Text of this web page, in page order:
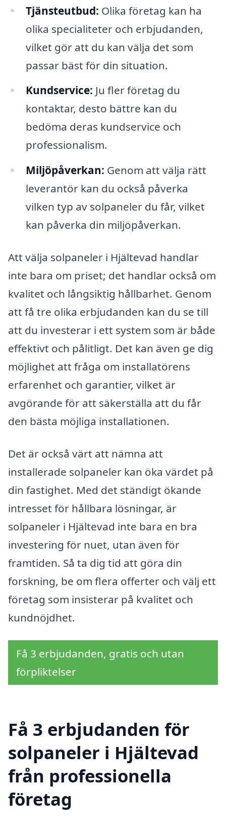
Tjänsteutbud: Olika företag kan ha
olika specialiteter och erbjudanden,
vilket gör att du kan välja det som
passar bäst för din situation.
Kundservice: Ju fler företag du
kontaktar, desto bättre kan du
bedöma deras kundservice och
professionalism.
Miljöpåverkan: Genom att välja rätt
leverantör kan du också påverka
vilken typ av solpaneler du får, vilket
kan påverka din miljöpåverkan.
Att välja solpaneler i Hjältevad handlar
inte bara om priset; det handlar också om
kvalitet och långsiktig hållbarhet. Genom
att få tre olika erbjudanden kan du se till
att du investerar i ett system som är både
effektivt och pålitligt. Det kan även ge dig
möjlighet att fråga om installatörens
erfarenhet och garantier, vilket är
avgörande för att säkerställa att du får
den bästa möjliga installationen.
Det är också värt att nämna att
installerade solpaneler kan öka värdet på
din fastighet. Med det ständigt ökande
intresset för hållbara lösningar, är
solpaneler i Hjältevad inte bara en bra
investering för nuet, utan även för
framtiden. Så ta dig tid att göra din
forskning, be om flera offerter och välj ett
företag som insisterar på kvalitet och
kundnöjdhet.
Få 3 erbjudanden, gratis och utan
förpliktelser
Få 3 erbjudanden för
solpaneler i Hjältevad
från professionella
företag